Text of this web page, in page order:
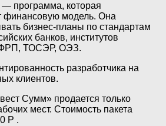
программа, которая
финансовую модель. Она
бизнес-планы по стандартам
банков, институтов
ФРП, ТОСЭР, ОЭЗ.
разработчика на
клиентов.
Сумм» продается только
мест. Стоимость пакета
Р .